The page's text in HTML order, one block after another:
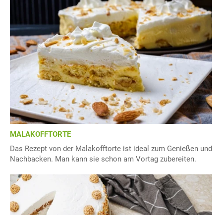
MALAKOFFTORTE
Das Rezept von der Malakofftorte ist ideal zum Genießen und
Nachbacken. Man kann sie schon am Vortag zubereiten.